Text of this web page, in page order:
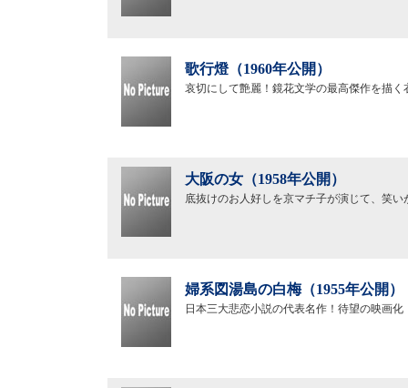
歌行燈（1960年公開）
哀切にして艶麗！鏡花文学の最高傑作を描
大阪の女（1958年公開）
底抜けのお人好しを京マチ子が演じて、笑い
婦系図湯島の白梅（1955年公開）
日本三大悲恋小説の代表名作！待望の映画化